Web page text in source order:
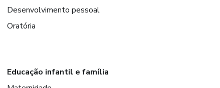
Desenvolvimento pessoal
Oratória
Educação infantil e família